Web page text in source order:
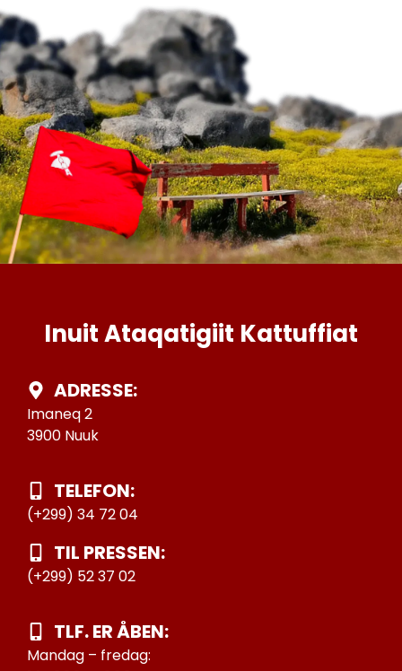
Inuit Ataqatigiit Kattuffiat
ADRESSE:
Imaneq 2
3900 Nuuk
TELEFON:
(+299) 34 72 04
TIL PRESSEN:
(+299) 52 37 02
TLF. ER ÅBEN:
Mandag – fredag: